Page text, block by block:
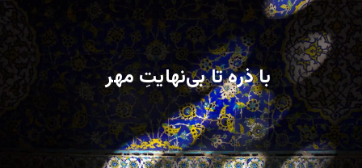
با ذره تا بی‌نهایتِ مهر